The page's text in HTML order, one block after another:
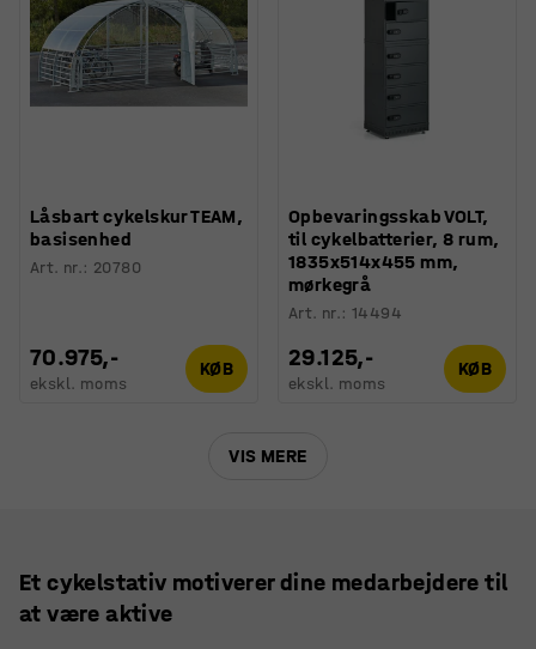
Låsbart cykelskur TEAM,
basisenhed
Art. nr.: 20780
70.975,-
ekskl. moms
KØB
Opbevaringsskab VOLT,
til cykelbatterier, 8 rum,
1835x514x455 mm,
mørkegrå
Art. nr.:14494
29.125,-
ekskl. moms
KØB
VIS MERE
Et cykelstativ motiverer dine medarbejdere til
at være aktive